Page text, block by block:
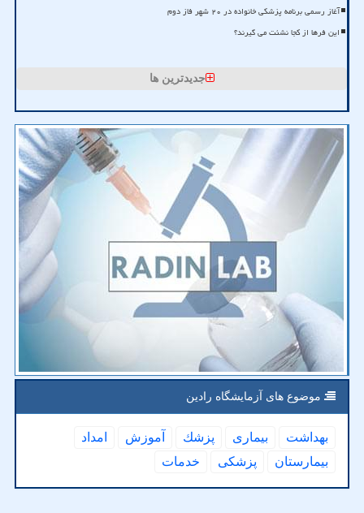
آغاز رسمی برنامه پزشکی خانواده در ۲۰ شهر فاز دوم
این فرها از کجا نشئت می گیرند؟
جدیدترین ها
موضوع های آزمایشگاه رادین
بهداشت بیماری پزشك آموزش
امداد
بیمارستان
پزشكی خدمات